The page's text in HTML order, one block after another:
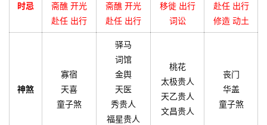
时忌
斋醮 开光
赴任 出行
斋醮 开光
赴任 出行
移徙 出行
词讼
赴任 出行
修造 动土
神煞
寡宿
天喜
童子煞
驿马
词馆
金舆
天医
秀贵人
福星贵人
桃花
太极贵人
天乙贵人
文昌贵人
丧门
华盖
童子煞